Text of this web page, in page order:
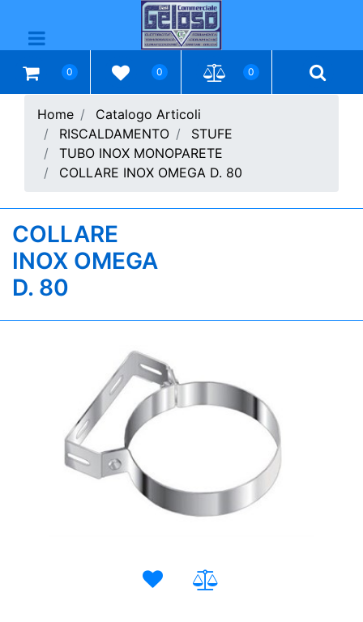
Open menu
0 0 0
Home
Catalogo Articoli
RISCALDAMENTO
STUFE
TUBO INOX MONOPARETE
COLLARE INOX OMEGA D. 80
COLLARE
INOX OMEGA
D. 80